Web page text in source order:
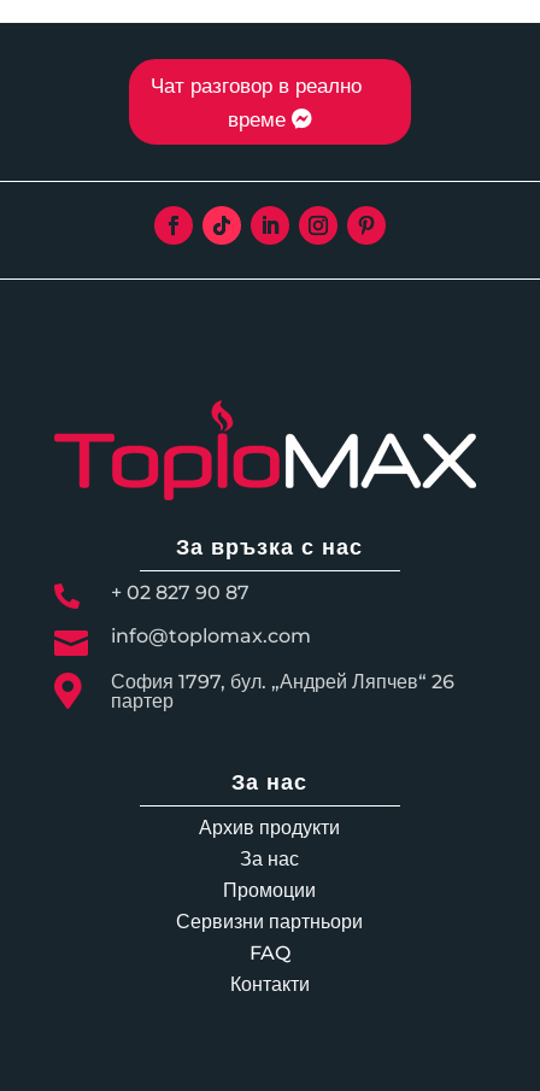
Чат разговор в реално
време
За връзка с нас
 + 02 827 90 87
 info@toplomax.com

София 1797, бул. „Андрей Ляпчев“ 26
партер
За нас
Архив продукти
За нас
Промоции
Сервизни партньори
FAQ
Контакти